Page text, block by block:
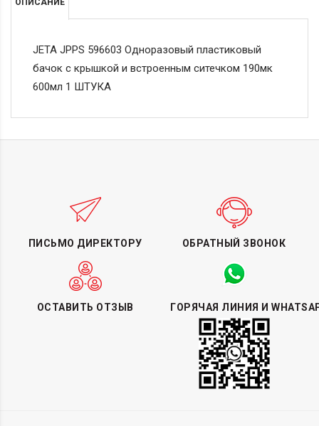
ОПИСАНИЕ
JETA JPPS 596603 Одноразовый пластиковый
бачок с крышкой и встроенным ситечком 190мк
600мл 1 ШТУКА
ПИСЬМО ДИРЕКТОРУ ОБРАТНЫЙ ЗВОНОК
ОСТАВИТЬ ОТЗЫВ ГОРЯЧАЯ ЛИНИЯ И